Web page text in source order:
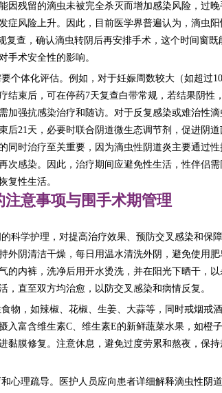
因残留的滴虫未被完全杀灭而增加感染风险，过晚
症风险上升。因此，目前医学界普遍认为，滴虫
复查，确认滴虫转阴后再安排手术，这个时间窗既
手术安全性的影响。
个体化评估。例如，对于妊娠周数较大（如超过10
结束后，可在停药7天复查白带常规，若结果阴性
加强抗感染治疗和随访。对于反复感染或难治性滴
后21天，必要时联合阴道微生态调节剂，促进阴道
同时治疗至关重要，因为滴虫性阴道炎主要通过
次感染。因此，治疗期间应避免性生活，性伴侣需
复性生活。
注意事项与围手术期管理
科学护理，对提高治疗效果、预防交叉感染和保
外阴清洁干燥，每日用温水清洗外阴，避免使用
的内裤，洗净后用开水烫洗，并在阳光下晒干，
直至双方均治愈，以防交叉感染和病情反复。
物，如辣椒、花椒、生姜、大蒜等，同时戒烟戒
入富含维生素C、维生素E的新鲜蔬菜水果，如橙
黏膜修复。注意休息，避免过度劳累和熬夜，保
心理疏导。医护人员应向患者详细解释滴虫性阴